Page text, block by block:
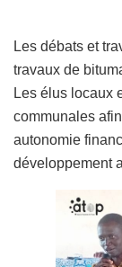
Les débats et
travaux de
Les élus locaux
communales
autonomie
développement